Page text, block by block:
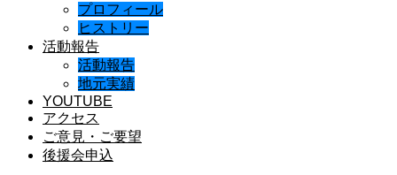
プロフィール
ヒストリー
活動報告
活動報告
地元実績
YOUTUBE
アクセス
ご意見・ご要望
後援会申込